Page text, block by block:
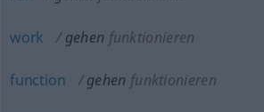
work gehen funktionieren
function gehen funktionieren